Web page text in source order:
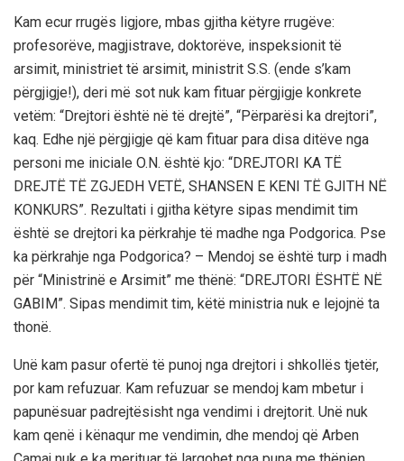
Kam ecur rrugës ligjore, mbas gjitha këtyre rrugëve:
profesorëve, magjistrave, doktorëve, inspeksionit të
arsimit, ministriet të arsimit, ministrit S.S. (ende s’kam
përgjigje!), deri më sot nuk kam fituar përgjigje konkrete
vetëm: “Drejtori është në të drejtë”, “Përparësi ka drejtori”,
kaq. Edhe një përgjigje që kam fituar para disa ditëve nga
personi me iniciale O.N. është kjo: “DREJTORI KA TË
DREJTË TË ZGJEDH VETË, SHANSEN E KENI TË GJITH NË
KONKURS”. Rezultati i gjitha këtyre sipas mendimit tim
është se drejtori ka përkrahje të madhe nga Podgorica. Pse
ka përkrahje nga Podgorica? – Mendoj se është turp i madh
për “Ministrinë e Arsimit” me thënë: “DREJTORI ËSHTË NË
GABIM”. Sipas mendimit tim, këtë ministria nuk e lejojnë ta
thonë.
Unë kam pasur ofertë të punoj nga drejtori i shkollës tjetër,
por kam refuzuar. Kam refuzuar se mendoj kam mbetur i
papunësuar padrejtësisht nga vendimi i drejtorit. Unë nuk
kam qenë i kënaqur me vendimin, dhe mendoj që Arben